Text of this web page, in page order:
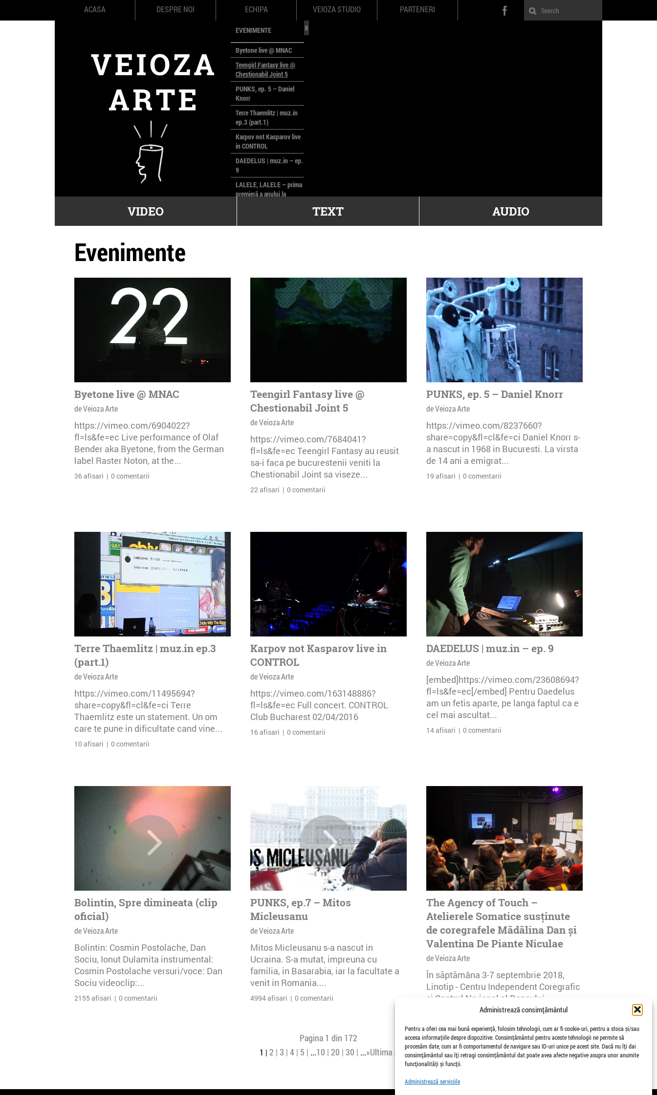
Administrează consimțământul
Pentru a oferi cea mai bună experiență, folosim tehnologii, cum ar fi cookie-uri, pentru a stoca și/sau
accesa informațiile despre dispozitive. Consimțământul pentru aceste tehnologii ne permite să
procesăm date, cum ar fi comportamentul de navigare sau ID-uri unice pe acest site. Dacă nu îți dai
consimțământul sau îți retragi consimțământul dat poate avea afecte negative asupra unor anumite
funcționalități și funcții.
Administrează serviciile
ACASA DESPRE NOI ECHIPA VEIOZA STUDIO PARTENERI
EVENIMENTE
Byetone live @ MNAC
Teengirl Fantasy live @
Chestionabil Joint 5
PUNKS, ep. 5 – Daniel
Knorr
Terre Thaemlitz | muz.in
ep.3 (part.1)
Karpov not Kasparov live
in CONTROL
DAEDELUS | muz.in – ep.
9
LALELE, LALELE – prima
premieră a anului la
poloneze la București
VIDEO TEXT AUDIO
Evenimente
Byetone live @ MNAC
de Veioza Arte
https://vimeo.com/6904022?
fl=ls&fe=ec Live performance of Olaf
Bender aka Byetone, from the German
label Raster Noton, at the...
36 afisari | 0 comentarii
Teengirl Fantasy live @
Chestionabil Joint 5
de Veioza Arte
https://vimeo.com/7684041?
fl=ls&fe=ec Teengirl Fantasy au reusit
sa-i faca pe bucurestenii veniti la
Chestionabil Joint sa viseze...
22 afisari | 0 comentarii
PUNKS, ep. 5 – Daniel Knorr
de Veioza Arte
https://vimeo.com/8237660?
share=copy&fl=cl&fe=ci Daniel Knorr s-
a nascut in 1968 in Bucuresti. La virsta
de 14 ani a emigrat...
19 afisari | 0 comentarii
Terre Thaemlitz | muz.in ep.3
(part.1)
de Veioza Arte
https://vimeo.com/11495694?
share=copy&fl=cl&fe=ci Terre
Thaemlitz este un statement. Un om
care te pune in dificultate cand vine...
10 afisari | 0 comentarii
Karpov not Kasparov live in
CONTROL
de Veioza Arte
https://vimeo.com/163148886?
fl=ls&fe=ec Full concert. CONTROL
Club Bucharest 02/04/2016
16 afisari | 0 comentarii
DAEDELUS | muz.in – ep. 9
de Veioza Arte
[embed]https://vimeo.com/23608694?
fl=ls&fe=ec[/embed] Pentru Daedelus
am un fetis aparte, pe langa faptul ca e
cel mai ascultat...
14 afisari | 0 comentarii
Bolintin, Spre dimineata (clip
oficial)
de Veioza Arte
Bolintin: Cosmin Postolache, Dan
Sociu, Ionut Dulamita instrumental:
Cosmin Postolache versuri/voce: Dan
Sociu videoclip:...
2155 afisari | 0 comentarii
PUNKS, ep.7 – Mitos
Micleusanu
de Veioza Arte
Mitos Micleusanu s-a nascut in
Ucraina. S-a mutat, impreuna cu
familia, in Basarabia, iar la facultate a
venit in Romania....
4994 afisari | 0 comentarii
The Agency of Touch –
Atelierele Somatice susținute
de coregrafele Mădălina Dan și
Valentina De Piante Niculae
de Veioza Arte
În săptămâna 3-7 septembrie 2018,
Linotip - Centru Independent Coregrafic
și Centrul Național al Dansului
26 afisari | 0 comentarii
Pagina 1 din 172
1 2 3 4 5 ...10 20 30 ...»Ultima »